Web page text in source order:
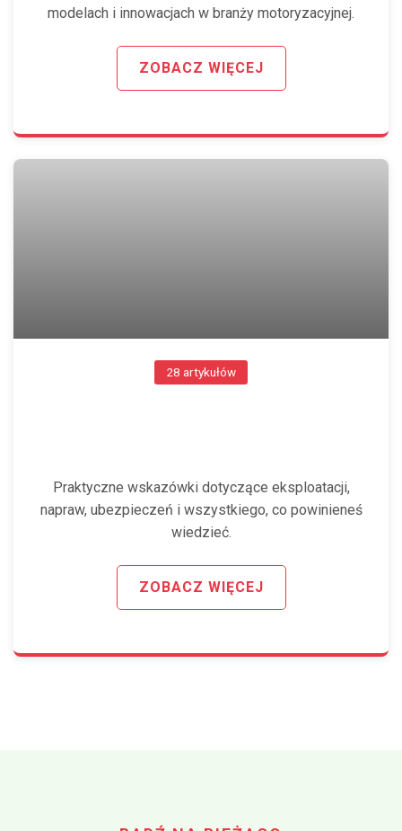
modelach i innowacjach w branży motoryzacyjnej.
ZOBACZ WIĘCEJ
28 artykułów
Praktyczne wskazówki dotyczące eksploatacji,
napraw, ubezpieczeń i wszystkiego, co powinieneś
wiedzieć.
ZOBACZ WIĘCEJ